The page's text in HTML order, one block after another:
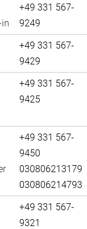
+49 331 567-
9249
+49 331 567-
9429
+49 331 567-
9425
+49 331 567-
9450
030806213179
030806214793
+49 331 567-
9321